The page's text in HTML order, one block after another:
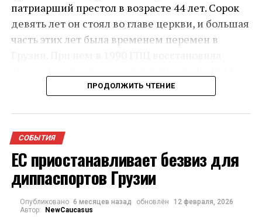
патриарший престол в возрасте 44 лет. Сорок
девять лет он стоял во главе церкви, и большая
часть этих лет была временем перемен в
Состояние здоровья 93-летнего главы Церкви
резко ухудшилось в ночь на 17 марта: он был
доставлен в Кавказский медицинский центр с
массивным внутренним кровотечением. Илиа
Второй скончался в больнице около девяти
ПРОДОЛЖИТЬ ЧТЕНИЕ
СОБЫТИЯ
ЕС приостанавливает безвиз для
диппаспортов Грузии
Опубликовано 6 месяцев назад обновлён
12 февраля, 2026
Автор:
NewCaucasus